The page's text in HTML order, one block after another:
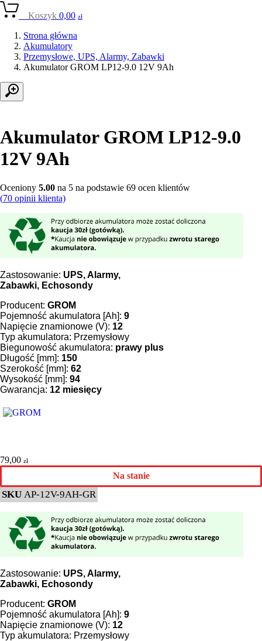
Koszyk 0,00 zł
Strona główna
Akumulatory
Przemysłowe, UPS, Alarmy, Zabawki
Akumulator GROM LP12-9.0 12V 9Ah
Akumulator GROM LP12-9.0
12V 9Ah
Oceniony 5.00 na 5 na podstawie 69 ocen klientów
(70 opinii klienta)
Zastosowanie: UPS, Alarmy,
Zabawki, Echosondy
Producent: GROM
Pojemność akumulatora [Ah]: 9
Napięcie znamionowe (V): 12
Typ akumulatora: Przemysłowy
Biegunowość akumulatora: prawy plus
Długość [mm]: 150
Szerokość [mm]: 62
Wysokość [mm]: 94
Gwarancja: 12 miesięcy
79,00 zł
Na stanie
SKU AP-12V-9AH-GR
Zastosowanie: UPS, Alarmy,
Zabawki, Echosondy
Producent: GROM
Pojemność akumulatora [Ah]: 9
Napięcie znamionowe (V): 12
Typ akumulatora: Przemysłowy